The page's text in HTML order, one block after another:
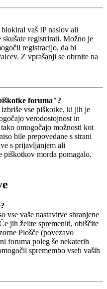
vaš IP naslov ali
registrirati. Možno je
registracijo, da bi
Z vprašanji se obrnite na
foruma"?
vse piškotke, ki jih je
verodostojnost in
omogočajo možnosti kot
bile prepovedane s strani
s prijavljanjem ali
piškotkov morda pomagalo.
vse vaše nastavitve shranjene
jih želite spremeniti, obiščite
Plošče (povezavo
foruma poleg še nekaterih
spremembo vseh vaših